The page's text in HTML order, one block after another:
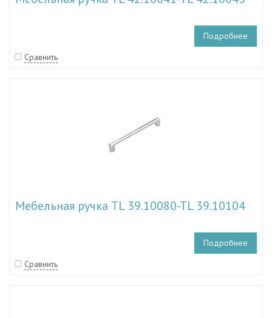
Подробнее
Сравнить
Мебельная ручка TL 39.10080-TL 39.10104
Подробнее
Сравнить